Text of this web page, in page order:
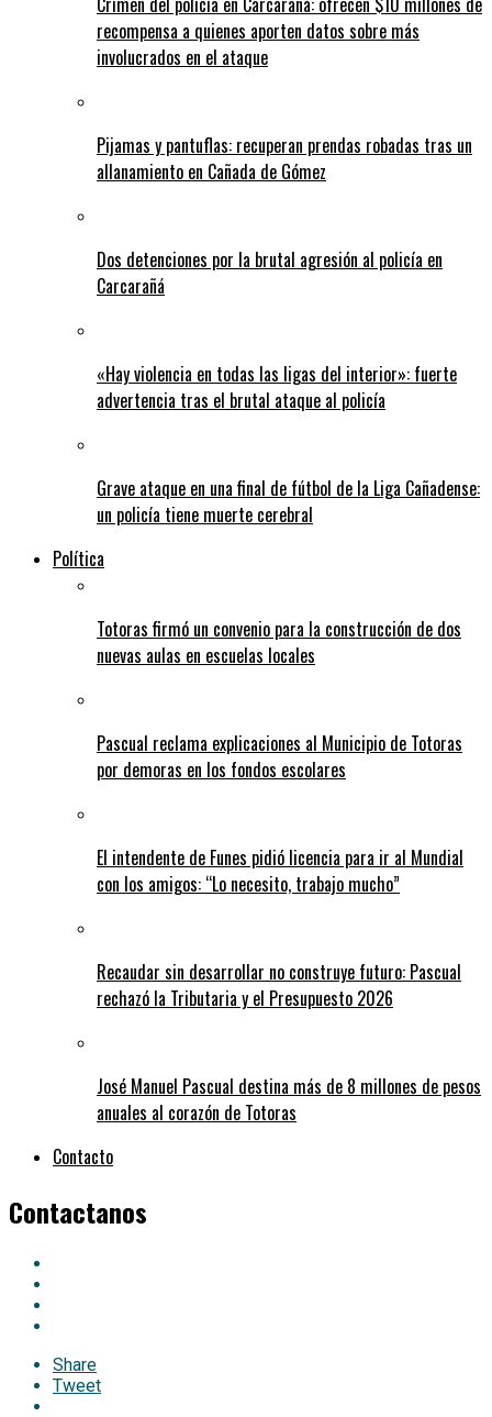
recompensa a quienes aporten datos sobre más
involucrados en el ataque
Pijamas y pantuflas: recuperan prendas robadas tras un
allanamiento en Cañada de Gómez
Dos detenciones por la brutal agresión al policía en
Carcarañá
«Hay violencia en todas las ligas del interior»: fuerte
advertencia tras el brutal ataque al policía
Grave ataque en una final de fútbol de la Liga Cañadense:
un policía tiene muerte cerebral
Política
Totoras firmó un convenio para la construcción de dos
nuevas aulas en escuelas locales
Pascual reclama explicaciones al Municipio de Totoras
por demoras en los fondos escolares
El intendente de Funes pidió licencia para ir al Mundial
con los amigos: “Lo necesito, trabajo mucho”
Recaudar sin desarrollar no construye futuro: Pascual
rechazó la Tributaria y el Presupuesto 2026
José Manuel Pascual destina más de 8 millones de pesos
anuales al corazón de Totoras
Contacto
Contactanos
Share
Tweet